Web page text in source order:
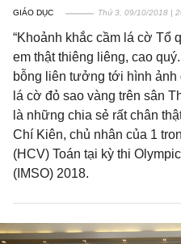
GIÁO DỤC Thứ 3, 09/10/2018 |
“Khoảnh khắc cầm lá cờ Tổ
em thật thiêng liêng, cao
bỗng liên tưởng tới hình ảnh
lá cờ đỏ sao vàng trên sân
là những chia sẻ rất chân
Chí Kiên, chủ nhân của 1
(HCV) Toán tại kỳ thi
(IMSO) 2018.